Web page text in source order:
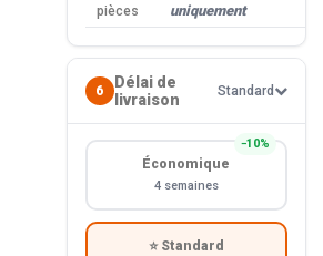
pièces
uniquement
6
Délai de
livraison
Standard
−10%
Économique
4 semaines
⭐ Standard